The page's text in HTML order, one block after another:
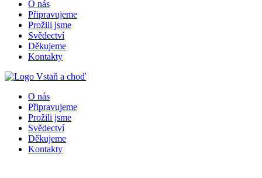
O nás
Připravujeme
Prožili jsme
Svědectví
Děkujeme
Kontakty
O nás
Připravujeme
Prožili jsme
Svědectví
Děkujeme
Kontakty